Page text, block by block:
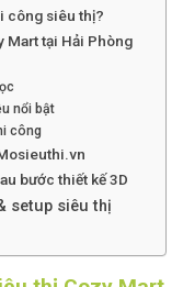
công siêu thị?
Mart tại Hải Phòng
nổi bật
công
bước thiết kế 3D
setup siêu thị